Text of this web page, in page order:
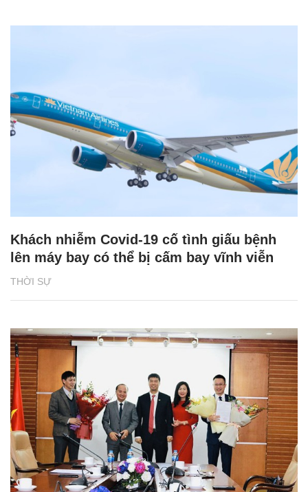
THỜI SỰ
Khách nhiễm Covid-19 cố tình giấu bệnh
lên máy bay có thể bị cấm bay vĩnh viễn